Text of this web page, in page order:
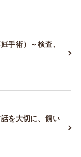
手術）～検査、
を大切に、飼い